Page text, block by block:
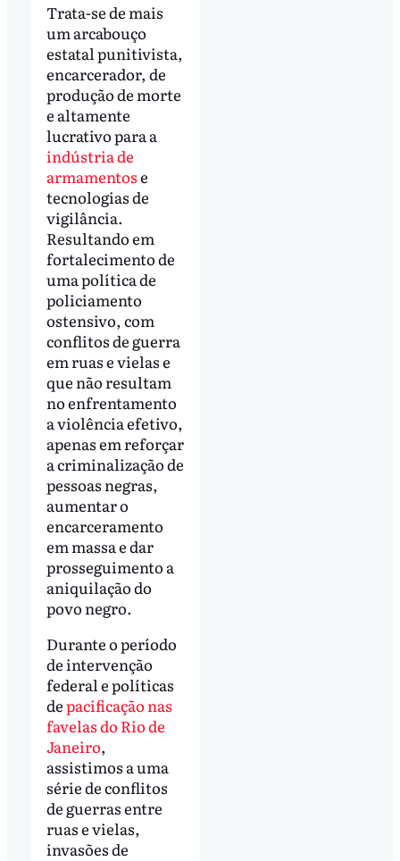
Trata-se de mais
um arcabouço
estatal punitivista,
encarcerador, de
produção de morte
e altamente
lucrativo para a
indústria de
armamentose
tecnologias de
vigilância.
Resultando em
fortalecimento de
uma política de
policiamento
ostensivo, com
conflitos de guerra
em ruas e vielas e
que não resultam
no enfrentamento
a violência efetivo,
apenas em reforçar
a criminalização de
pessoas negras,
aumentar o
encarceramento
em massa e dar
prosseguimento a
aniquilação do
povo negro.
Durante o período
de intervenção
federal e políticas
depacificação nas
favelas do Rio de
Janeiro,
assistimos a uma
série de conflitos
de guerras entre
ruas e vielas,
invasões de